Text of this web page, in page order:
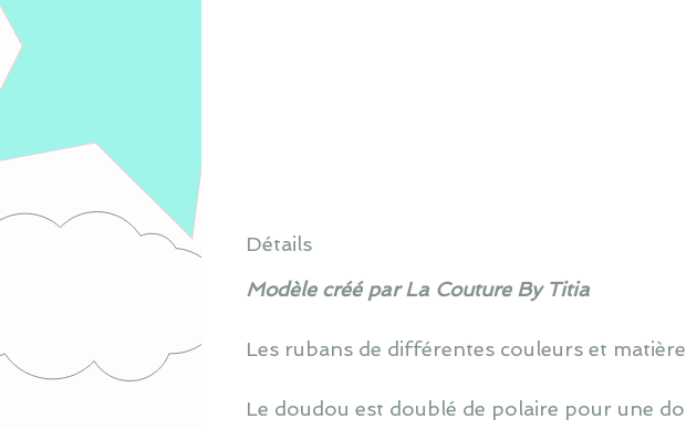
Détails
Modèle créé par La Couture By Titia
Les rubans de différentes couleurs et
Le doudou est doublé de polaire pour une